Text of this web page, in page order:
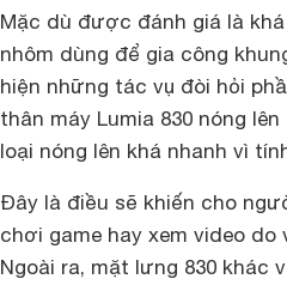
Mặc dù được đánh giá là
nhôm dùng để gia công
hiện những tác vụ đòi hỏi
thân máy Lumia 830 nóng
loại nóng lên khá nhanh vì
Đây là điều sẽ khiến cho
chơi game hay xem video
Ngoài ra, mặt lưng 830 khác